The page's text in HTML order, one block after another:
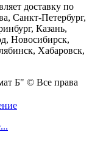
доставку по
Санкт-Петербург,
Казань,
Новосибирск,
Хабаровск,
Б" © Все права